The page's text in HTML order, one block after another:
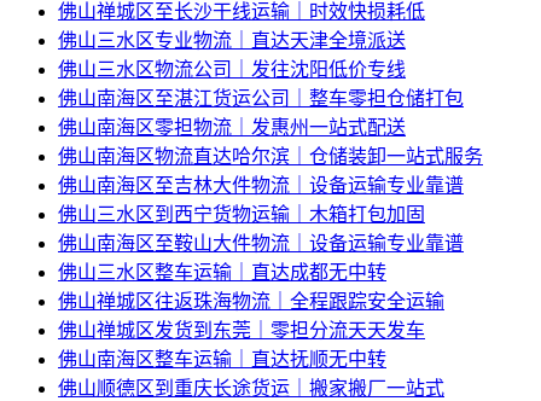
佛山禅城区至长沙干线运输｜时效快损耗低
佛山三水区专业物流｜直达天津全境派送
佛山三水区物流公司｜发往沈阳低价专线
佛山南海区至湛江货运公司｜整车零担仓储打包
佛山南海区零担物流｜发惠州一站式配送
佛山南海区物流直达哈尔滨｜仓储装卸一站式服务
佛山南海区至吉林大件物流｜设备运输专业靠谱
佛山三水区到西宁货物运输｜木箱打包加固
佛山南海区至鞍山大件物流｜设备运输专业靠谱
佛山三水区整车运输｜直达成都无中转
佛山禅城区往返珠海物流｜全程跟踪安全运输
佛山禅城区发货到东莞｜零担分流天天发车
佛山南海区整车运输｜直达抚顺无中转
佛山顺德区到重庆长途货运｜搬家搬厂一站式